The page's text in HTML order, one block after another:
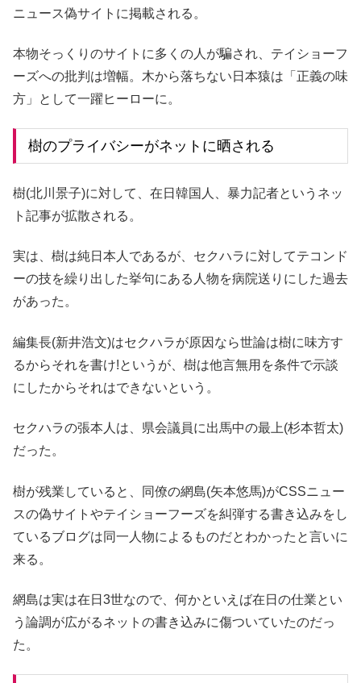
ニュース偽サイトに掲載される。
本物そっくりのサイトに多くの人が騙され、テイショーフ
ーズへの批判は増幅。木から落ちない日本猿は「正義の味
方」として一躍ヒーローに。
樹のプライバシーがネットに晒される
樹(北川景子)に対して、在日韓国人、暴力記者というネッ
ト記事が拡散される。
実は、樹は純日本人であるが、セクハラに対してテコンド
ーの技を繰り出した挙句にある人物を病院送りにした過去
があった。
編集長(新井浩文)はセクハラが原因なら世論は樹に味方す
るからそれを書け!というが、樹は他言無用を条件で示談
にしたからそれはできないという。
セクハラの張本人は、県会議員に出馬中の最上(杉本哲太)
だった。
樹が残業していると、同僚の網島(矢本悠馬)がCSSニュー
スの偽サイトやテイショーフーズを糾弾する書き込みをし
ているブログは同一人物によるものだとわかったと言いに
来る。
網島は実は在日3世なので、何かといえば在日の仕業とい
う論調が広がるネットの書き込みに傷ついていたのだっ
た。